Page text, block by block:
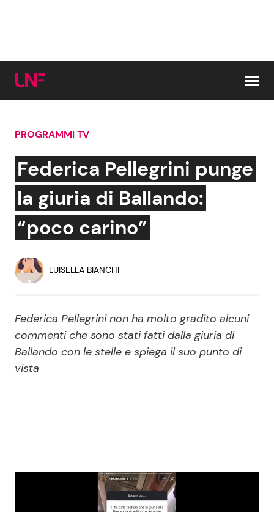
Cerca:
News e Cronaca
Attualità Italiana
Economia
Persone Scomparse
Politica
Gossip e TV
Bellezze VIP
Programmi TV
Reality e Talent
PROGRAMMI TV
Federica Pellegrini punge
la giuria di Ballando:
“poco carino”
LUISELLA BIANCHI
Federica Pellegrini non ha molto gradito alcuni
commenti che sono stati fatti dalla giuria di
Ballando con le stelle e spiega il suo punto di
vista